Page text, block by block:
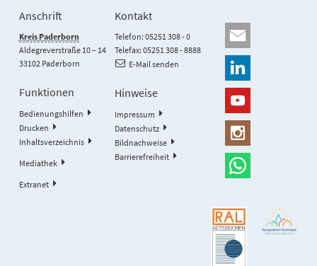
Anschrift
Kreis Paderborn
Aldegreverstraße 10 – 14
33102 Paderborn
Kontakt
Telefon: 05251 308 - 0
Telefax: 05251 308 - 8888
E-Mail senden
Funktionen
Bedienungshilfen
Drucken
Inhaltsverzeichnis
Mediathek
Extranet
Hinweise
Impressum
Datenschutz
Bildnachweise
Barrierefreiheit